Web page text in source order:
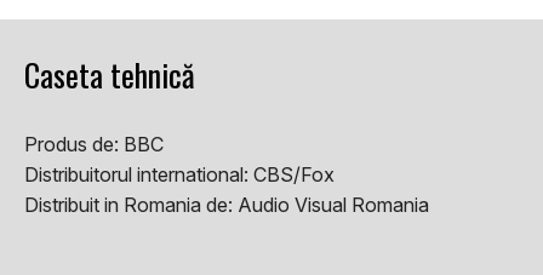
Caseta tehnică
Produs de: BBC
Distribuitorul international: CBS/Fox
Distribuit in Romania de: Audio Visual Romania